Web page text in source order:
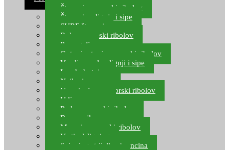
Štapovi za morski ribolov
Štapovi za lignje i sipe
SURF štapovi
Role za morski ribolov
Parangali
Gotovi setovi za morski ribolov
Varalice za lov lignji i sipe
Lov hobotnice
Najloni za more
Upredenice za morski ribolov
Udice za more
Perle za morski ribolov
Brum prihrana za more
Mamci za morski ribolov
Vertical Jigging
Spinning strijelke, brancina